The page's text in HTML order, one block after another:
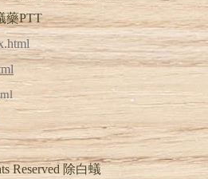
藥PTT
Reserved 除白蟻